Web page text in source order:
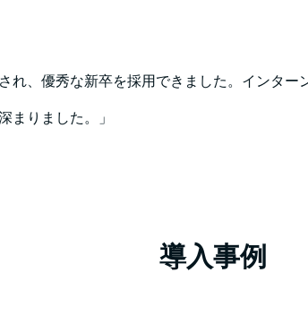
れ、優秀な新卒を採用できました。インタ
まりました。」
導入事例